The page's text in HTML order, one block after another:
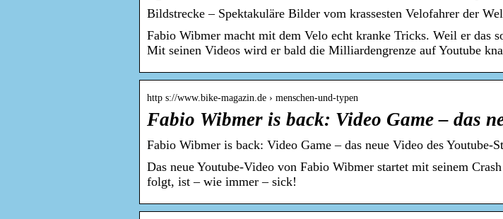
Bildstrecke – Spektakuläre Bilder vom krassesten Velofahrer der
Fabio Wibmer macht mit dem Velo echt kranke Tricks. Weil er das
Mit seinen Videos wird er bald die Milliardengrenze auf Youtube
http s://www.bike-magazin.de › menschen-und-typen
Fabio Wibmer is back: Video Game – das
Fabio Wibmer is back: Video Game – das neue Video des Youtube-
Das neue Youtube-Video von Fabio Wibmer startet mit seinem
folgt, ist – wie immer – sick!